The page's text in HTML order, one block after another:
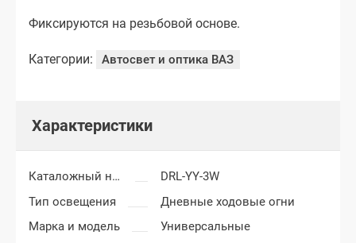
Фиксируются на резьбовой основе.
Категории: Автосвет и оптика ВАЗ
Характеристики
Каталожный номер
DRL-YY-3W
Тип освещения
Дневные ходовые огни
Марка и модель
Универсальные